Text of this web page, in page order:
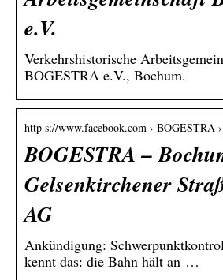
e.V.
Verkehrshistorische
BOGESTRA e.V., Bochum.
http s://www.facebook.com › BOGESTRA
BOGESTRA –
Gelsenkirchener
AG
Ankündigung:
kennt das: die Bahn hält an …